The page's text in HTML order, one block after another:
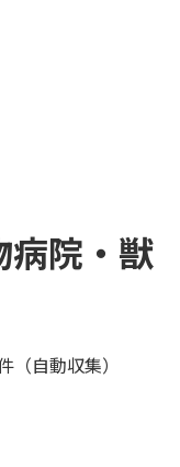
病院・獣
（自動収集）